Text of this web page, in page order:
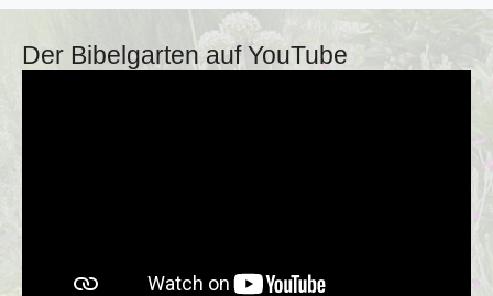
Der Bibelgarten auf YouTube